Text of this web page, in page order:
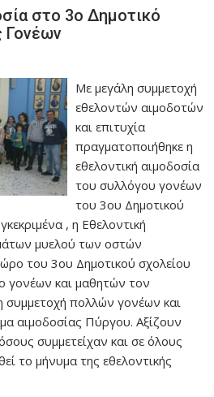
στο 3ο Δημοτικό
Γονέων
Με μεγάλη συμμετοχή
εθελοντών αιμοδοτών
και επιτυχία
πραγματοποιήθηκε η
εθελοντική αιμοδοσία
του συλλόγου γονέων
του 3ου Δημοτικού
, η Εθελοντική
μυελού των οστών
του 3ου Δημοτικού σχολείου
και μαθητών τον
πολλών γονέων και
αιμοδοσίας Πύργου. Αξίζουν
συμμετείχαν και σε όλους
το μήνυμα της εθελοντικής